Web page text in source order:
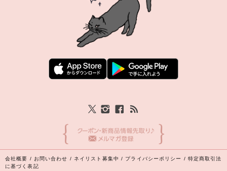
会社概要 / お問い合わせ / ネイリスト募集中 / プライバシーポリシー / 特定商取引法
に基づく表記